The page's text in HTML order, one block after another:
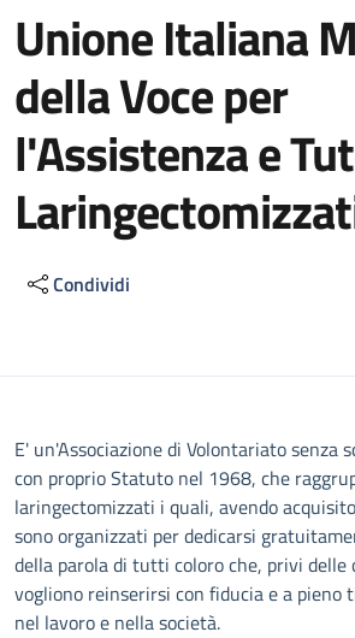
Unione Italiana
della Voce per
l'Assistenza e
Condividi
Descrizione
E' un'Associazione di Volontariato senza
con proprio Statuto nel 1968, che
laringectomizzati i quali, avendo
sono organizzati per dedicarsi
della parola di tutti coloro che, privi delle
vogliono reinserirsi con fiducia e a pieno
nel lavoro e nella società.